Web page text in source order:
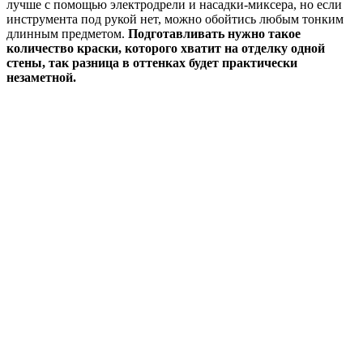
лучше с помощью электродрели и насадки-миксера, но если
инструмента под рукой нет, можно обойтись любым тонким
длинным предметом. Подготавливать нужно такое
количество краски, которого хватит на отделку одной
стены, так разница в оттенках будет практически
незаметной.